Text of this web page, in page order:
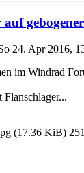
24. Apr 2016,
im Windrad
Flanschlager...
(17.36 KiB)